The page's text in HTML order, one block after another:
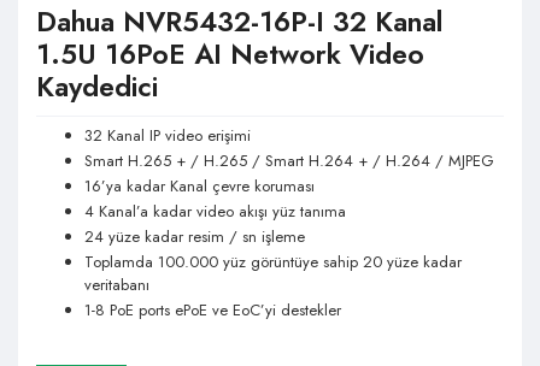
Dahua NVR5432-16P-I 32 Kanal
1.5U 16PoE AI Network Video
Kaydedici
32 Kanal IP video erişimi
Smart H.265 + / H.265 / Smart H.264 + / H.264 / MJPEG
16’ya kadar Kanal çevre koruması
4 Kanal’a kadar video akışı yüz tanıma
24 yüze kadar resim / sn işleme
Toplamda 100.000 yüz görüntüye sahip 20 yüze kadar
veritabanı
1-8 PoE ports ePoE ve EoC’yi destekler